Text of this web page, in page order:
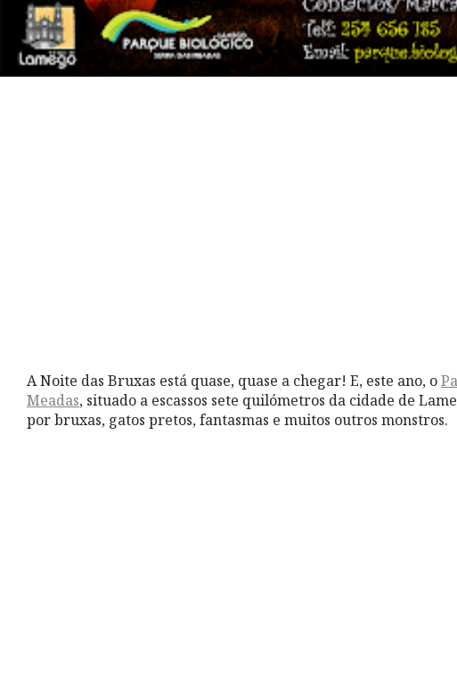
A Noite das Bruxas está quase, quase a chegar! E, este ano, o
Meadas, situado a escassos sete quilómetros da cidade de
por bruxas, gatos pretos, fantasmas e muitos outros monstros.